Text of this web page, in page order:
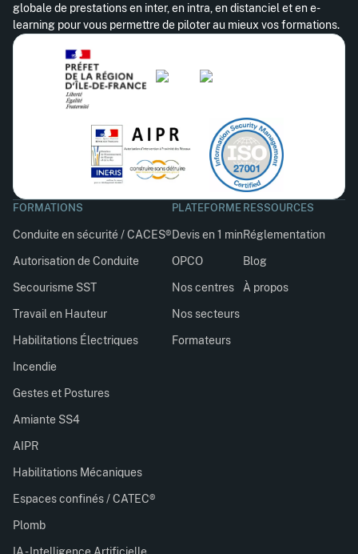
globale de prestations en inter, en intra, en distanciel et en e-
learning pour vous permettre de piloter au mieux vos formations.
FORMATIONS
Conduite en sécurité / CACES®
Autorisation de Conduite
Secourisme SST
Travail en Hauteur
Habilitations Électriques
Incendie
Gestes et Postures
Amiante SS4
AIPR
Habilitations Mécaniques
Espaces confinés / CATEC®
Plomb
IA - Intelligence Artificielle
PLATEFORME
Devis en 1 min
OPCO
Nos centres
Nos secteurs
Formateurs
RESSOURCES
Réglementation
Blog
À propos